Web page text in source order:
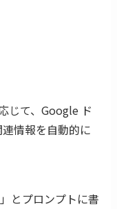
じて、Google ド
情報を自動的に
とプロンプトに書